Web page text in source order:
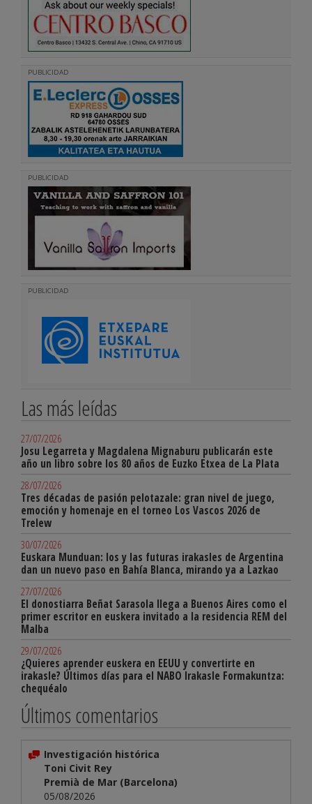
PUBLICIDAD
PUBLICIDAD
PUBLICIDAD
Las más leídas
27/07/2026
Josu Legarreta y Magdalena Mignaburu publicarán este
año un libro sobre los 80 años de Euzko Etxea de La Plata
28/07/2026
Tres décadas de pasión pelotazale: gran nivel de juego,
emoción y homenaje en el torneo Los Vascos 2026 de
Trelew
30/07/2026
Euskara Munduan: los y las futuras irakasles de Argentina
dan un nuevo paso en Bahía Blanca, mirando ya a Lazkao
27/07/2026
El donostiarra Beñat Sarasola llega a Buenos Aires como el
primer escritor en euskera invitado a la residencia REM del
Malba
29/07/2026
¿Quieres aprender euskera en EEUU y convertirte en
irakasle? Últimos días para el NABO Irakasle Formakuntza:
chequéalo
Últimos comentarios
Investigación histórica
Toni Civit Rey
Premià de Mar (Barcelona)
05/08/2026